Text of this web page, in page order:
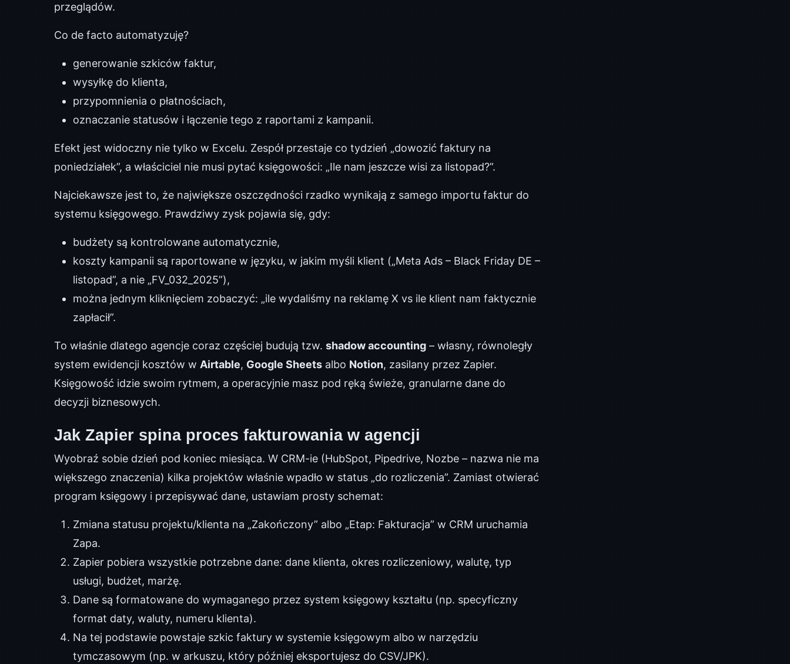
przeglądów.
Co de facto automatyzuję?
generowanie szkiców faktur,
wysyłkę do klienta,
przypomnienia o płatnościach,
oznaczanie statusów i łączenie tego z raportami z kampanii.
Efekt jest widoczny nie tylko w Excelu. Zespół przestaje co tydzień „dowozić faktury na
poniedziałek”, a właściciel nie musi pytać księgowości: „Ile nam jeszcze wisi za listopad?”.
Najciekawsze jest to, że największe oszczędności rzadko wynikają z samego importu faktur do
systemu księgowego. Prawdziwy zysk pojawia się, gdy:
budżety są kontrolowane automatycznie,
koszty kampanii są raportowane w języku, w jakim myśli klient („Meta Ads – Black Friday DE –
listopad”, a nie „FV_032_2025”),
można jednym kliknięciem zobaczyć: „ile wydaliśmy na reklamę X vs ile klient nam faktycznie
zapłacił”.
To właśnie dlatego agencje coraz częściej budują tzw. shadow accounting – własny, równoległy
system ewidencji kosztów w Airtable, Google Sheets albo Notion, zasilany przez Zapier.
Księgowość idzie swoim rytmem, a operacyjnie masz pod ręką świeże, granularne dane do
decyzji biznesowych.
Jak Zapier spina proces fakturowania w agencji
Wyobraź sobie dzień pod koniec miesiąca. W CRM-ie (HubSpot, Pipedrive, Nozbe – nazwa nie ma
większego znaczenia) kilka projektów właśnie wpadło w status „do rozliczenia”. Zamiast otwierać
program księgowy i przepisywać dane, ustawiam prosty schemat:
Zmiana statusu projektu/klienta na „Zakończony” albo „Etap: Fakturacja” w CRM uruchamia
Zapa.
Zapier pobiera wszystkie potrzebne dane: dane klienta, okres rozliczeniowy, walutę, typ
usługi, budżet, marżę.
Dane są formatowane do wymaganego przez system księgowy kształtu (np. specyficzny
format daty, waluty, numeru klienta).
Na tej podstawie powstaje szkic faktury w systemie księgowym albo w narzędziu
tymczasowym (np. w arkuszu, który później eksportujesz do CSV/JPK).